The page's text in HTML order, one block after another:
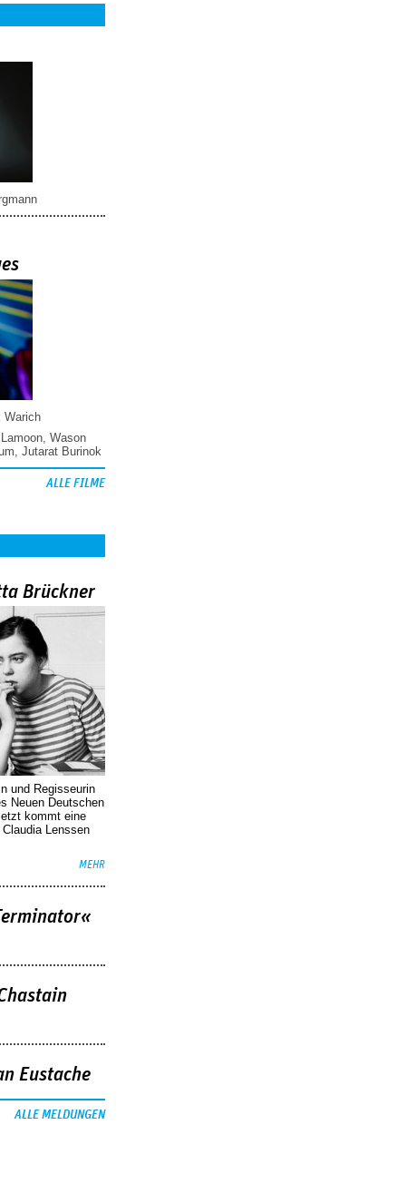
Warich
Wason
Jutarat Burinok
ALLE FILME
Brückner
und Regisseurin
Neuen Deutschen
kommt eine
Lenssen
MEHR
Eustache
ALLE MELDUNGEN